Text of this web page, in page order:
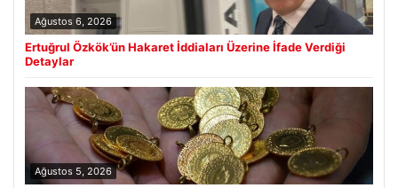
Ağustos 6, 2026
Ertuğrul Özkök’ün Hakaret İddiaları Üzerine İfade Verdiği
Detaylar
Ağustos 5, 2026